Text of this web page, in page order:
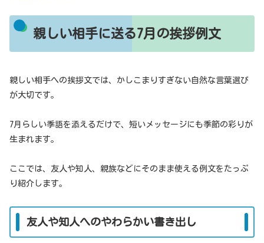
親しい相手に送る7月の挨拶例文
親しい相手への挨拶文では、かしこまりすぎない自然な言葉選び
が大切です。
7月らしい季語を添えるだけで、短いメッセージにも季節の彩りが
生まれます。
ここでは、友人や知人、親族などにそのまま使える例文をたっぷ
り紹介します。
友人や知人へのやわらかい書き出し